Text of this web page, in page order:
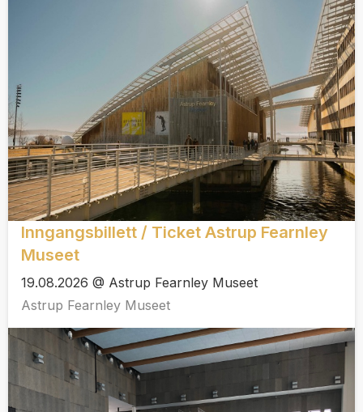
Inngangsbillett / Ticket Astrup Fearnley
Museet
19.08.2026 @ Astrup Fearnley Museet
Astrup Fearnley Museet